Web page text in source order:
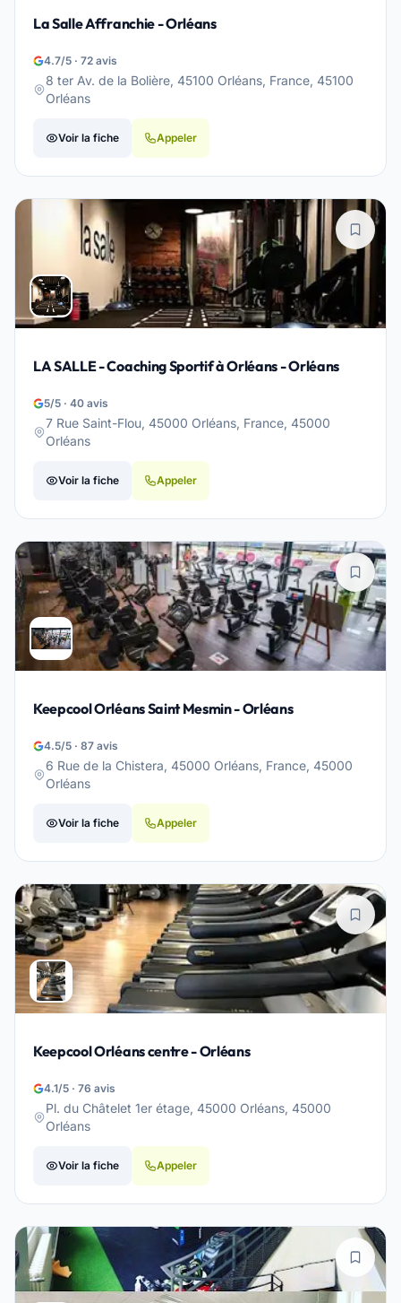
La Salle Affranchie - Orléans
4.7/5 · 72 avis
8 ter Av. de la Bolière, 45100 Orléans, France, 45100
Orléans
Voir la fiche Appeler
LA SALLE - Coaching Sportif à Orléans - Orléans
5/5 · 40 avis
7 Rue Saint-Flou, 45000 Orléans, France, 45000
Orléans
Voir la fiche Appeler
Keepcool Orléans Saint Mesmin - Orléans
4.5/5 · 87 avis
6 Rue de la Chistera, 45000 Orléans, France, 45000
Orléans
Voir la fiche Appeler
Keepcool Orléans centre - Orléans
4.1/5 · 76 avis
Pl. du Châtelet 1er étage, 45000 Orléans, 45000
Orléans
Voir la fiche Appeler